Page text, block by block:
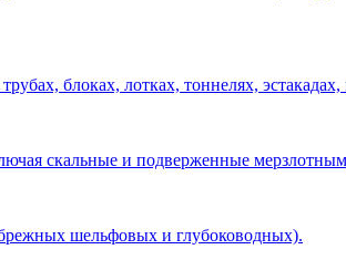
блоках, лотках, тоннелях, эстакадах,
скальные и подверженные
шельфовых и глубоководных).